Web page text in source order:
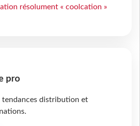
résolument « coolcation »
pro
tendances distribution et